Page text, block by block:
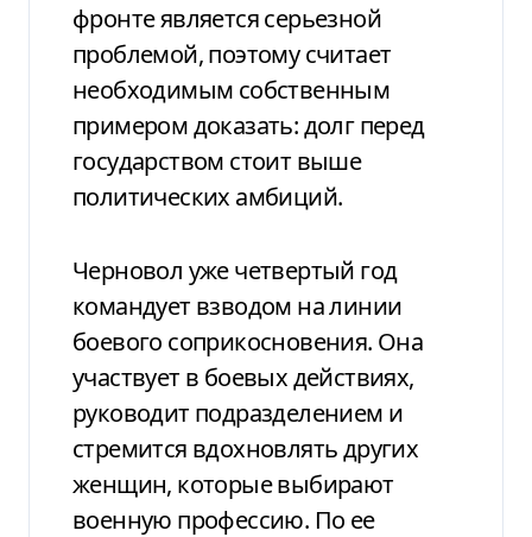
фронте является серьезной
проблемой, поэтому считает
необходимым собственным
примером доказать: долг перед
государством стоит выше
политических амбиций.
Черновол уже четвертый год
командует взводом на линии
боевого соприкосновения. Она
участвует в боевых действиях,
руководит подразделением и
стремится вдохновлять других
женщин, которые выбирают
военную профессию. По ее